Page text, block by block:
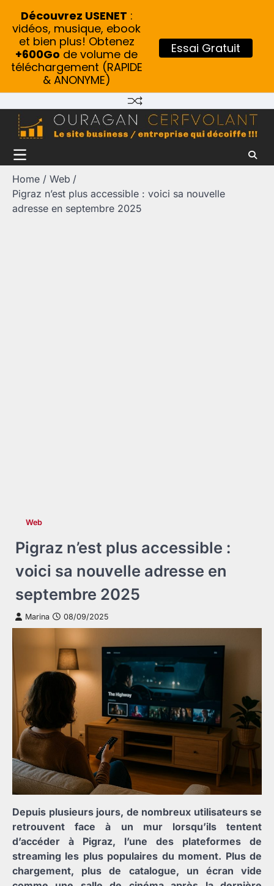
content
Home
Web
Pigraz n’est plus accessible : voici sa nouvelle
adresse en septembre 2025
Web
Pigraz n’est plus accessible :
voici sa nouvelle adresse en
septembre 2025
Marina 08/09/2025
Depuis plusieurs jours, de nombreux utilisateurs se
retrouvent face à un mur lorsqu’ils tentent
d’accéder à Pigraz, l’une des plateformes de
streaming les plus populaires du moment. Plus de
chargement, plus de catalogue, un écran vide
Découvrez USENET :
vidéos, musique, ebook
et bien plus! Obtenez
+600Go de volume de
téléchargement (RAPIDE
& ANONYME)
Essai Gratuit